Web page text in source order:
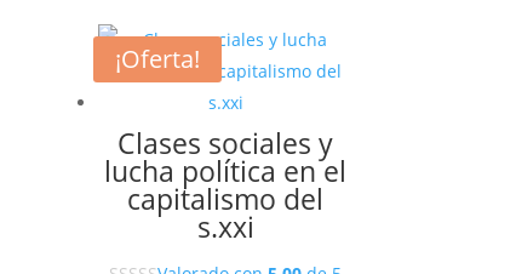
Clases sociales y
lucha política en el
capitalismo del
s.xxi
¡Oferta!